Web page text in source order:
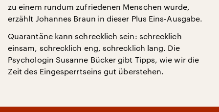
zu einem rundum zufriedenen Menschen wurde,
erzählt Johannes Braun in dieser Plus Eins-Ausgabe.
Quarantäne kann schrecklich sein: schrecklich
einsam, schrecklich eng, schrecklich lang. Die
Psychologin Susanne Bücker gibt Tipps, wie wir die
Zeit des Eingesperrtseins gut überstehen.